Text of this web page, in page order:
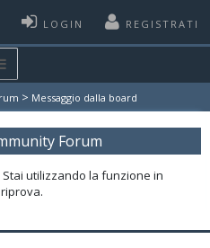
LOGIN REGISTRATI
> Messaggio dalla board
Forum
utilizzando la funzione in